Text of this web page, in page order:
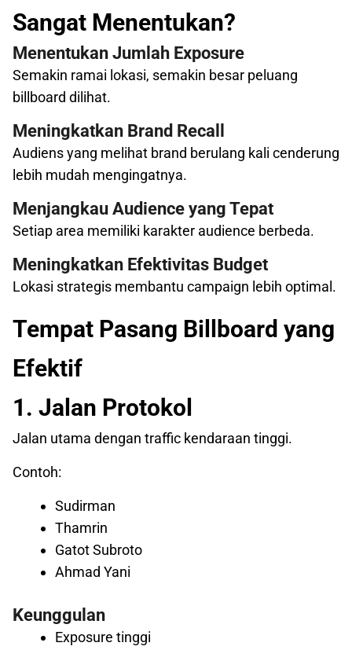
Sangat Menentukan?
Menentukan Jumlah Exposure
Semakin ramai lokasi, semakin besar peluang
billboard dilihat.
Meningkatkan Brand Recall
Audiens yang melihat brand berulang kali cenderung
lebih mudah mengingatnya.
Menjangkau Audience yang Tepat
Setiap area memiliki karakter audience berbeda.
Meningkatkan Efektivitas Budget
Lokasi strategis membantu campaign lebih optimal.
Tempat Pasang Billboard yang
Efektif
1. Jalan Protokol
Jalan utama dengan traffic kendaraan tinggi.
Contoh:
Sudirman
Thamrin
Gatot Subroto
Ahmad Yani
Keunggulan
Exposure tinggi